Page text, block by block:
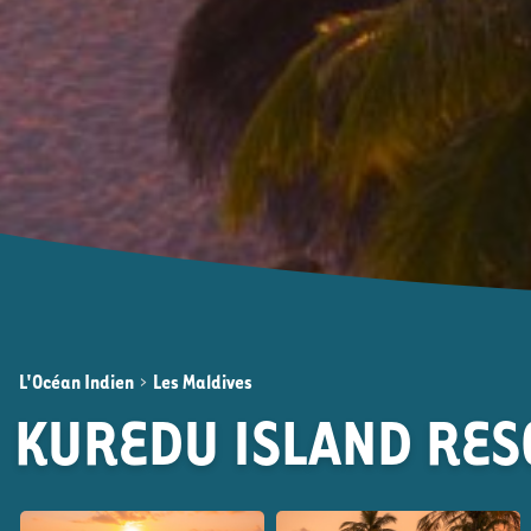
L'Océan Indien > Les Maldives
KUREDU ISLAND